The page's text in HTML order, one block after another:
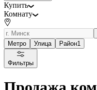
Купить
Комнату
Метро Улица Район1
Фильтры